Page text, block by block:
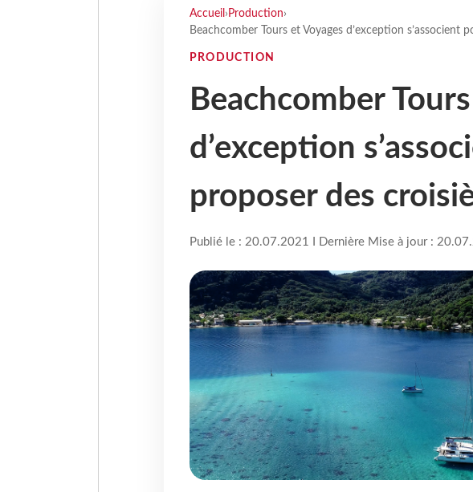
Accueil › Production›
Beachcomber Tours et Voyages d’exception s’associent
PRODUCTION
Beachcomber
d’exception
proposer des
Publié le : 20.07.2021 I Dernière Mise à jour :